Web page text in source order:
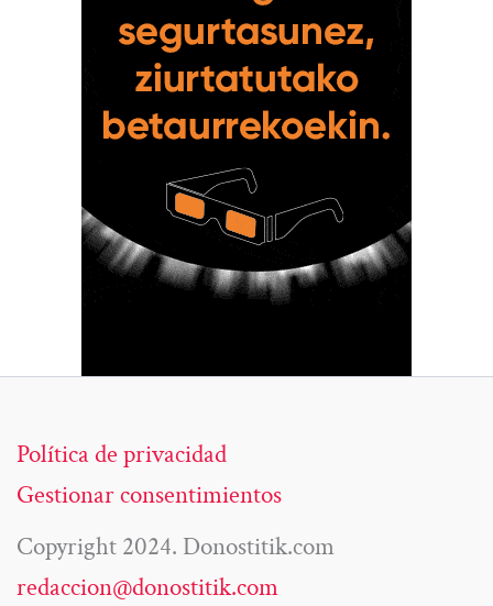
Política de privacidad
Gestionar consentimientos
Copyright 2024. Donostitik.com
redaccion@donostitik.com